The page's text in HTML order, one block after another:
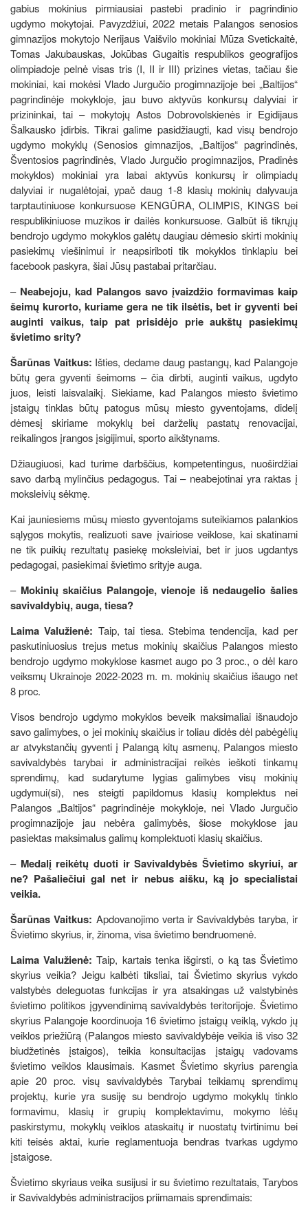
gabius mokinius pirmiausiai pastebi pradinio ir pagrindinio
ugdymo mokytojai. Pavyzdžiui, 2022 metais Palangos senosios
gimnazijos mokytojo Nerijaus Vaišvilo mokiniai Mūza Svetickaitė,
Tomas Jakubauskas, Jokūbas Gugaitis respublikos geografijos
olimpiadoje pelnė visas tris (I, II ir III) prizines vietas, tačiau šie
mokiniai, kai mokėsi Vlado Jurgučio progimnazijoje bei „Baltijos“
pagrindinėje mokykloje, jau buvo aktyvūs konkursų dalyviai ir
prizininkai, tai – mokytojų Astos Dobrovolskienės ir Egidijaus
Šalkausko įdirbis. Tikrai galime pasidžiaugti, kad visų bendrojo
ugdymo mokyklų (Senosios gimnazijos, „Baltijos“ pagrindinės,
Šventosios pagrindinės, Vlado Jurgučio progimnazijos, Pradinės
mokyklos) mokiniai yra labai aktyvūs konkursų ir olimpiadų
dalyviai ir nugalėtojai, ypač daug 1-8 klasių mokinių dalyvauja
tarptautiniuose konkursuose KENGŪRA, OLIMPIS, KINGS bei
respublikiniuose muzikos ir dailės konkursuose. Galbūt iš tikrųjų
bendrojo ugdymo mokyklos galėtų daugiau dėmesio skirti mokinių
pasiekimų viešinimui ir neapsiriboti tik mokyklos tinklapiu bei
facebook paskyra, šiai Jūsų pastabai pritarčiau.
–Neabejoju, kad Palangos savo įvaizdžio formavimas kaip
šeimų kurorto, kuriame gera ne tik ilsėtis, bet ir gyventi bei
auginti vaikus, taip pat prisidėjo prie aukštų pasiekimų
švietimo srity?
Šarūnas Vaitkus: Išties, dedame daug pastangų, kad Palangoje
būtų gera gyventi šeimoms – čia dirbti, auginti vaikus, ugdyto
juos, leisti laisvalaikį. Siekiame, kad Palangos miesto švietimo
įstaigų tinklas būtų patogus mūsų miesto gyventojams, didelį
dėmesį skiriame mokyklų bei darželių pastatų renovacijai,
reikalingos įrangos įsigijimui, sporto aikštynams.
Džiaugiuosi, kad turime darbščius, kompetentingus, nuoširdžiai
savo darbą mylinčius pedagogus. Tai – neabejotinai yra raktas į
moksleivių sėkmę.
Kai jauniesiems mūsų miesto gyventojams suteikiamos palankios
sąlygos mokytis, realizuoti save įvairiose veiklose, kai skatinami
ne tik puikių rezultatų pasiekę moksleiviai, bet ir juos ugdantys
pedagogai, pasiekimai švietimo srityje auga.
–Mokinių skaičius Palangoje, vienoje iš nedaugelio šalies
savivaldybių, auga, tiesa?
Laima Valužienė: Taip, tai tiesa. Stebima tendencija, kad per
paskutiniuosius trejus metus mokinių skaičius Palangos miesto
bendrojo ugdymo mokyklose kasmet augo po 3 proc., o dėl karo
veiksmų Ukrainoje 2022-2023 m. m. mokinių skaičius išaugo net
8 proc.
Visos bendrojo ugdymo mokyklos beveik maksimaliai išnaudojo
savo galimybes, o jei mokinių skaičius ir toliau didės dėl pabėgėlių
ar atvykstančių gyventi į Palangą kitų asmenų, Palangos miesto
savivaldybės tarybai ir administracijai reikės ieškoti tinkamų
sprendimų, kad sudarytume lygias galimybes visų mokinių
ugdymui(si), nes steigti papildomus klasių komplektus nei
Palangos „Baltijos“ pagrindinėje mokykloje, nei Vlado Jurgučio
progimnazijoje jau nebėra galimybės, šiose mokyklose jau
pasiektas maksimalus galimų komplektuoti klasių skaičius.
–Medalį reikėtų duoti ir Savivaldybės Švietimo skyriui, ar
ne? Pašaliečiui gal net ir nebus aišku, ką jo specialistai
veikia.
Šarūnas Vaitkus: Apdovanojimo verta ir Savivaldybės taryba, ir
Švietimo skyrius, ir, žinoma, visa švietimo bendruomenė.
Laima Valužienė:Taip, kartais tenka išgirsti, o ką tas Švietimo
skyrius veikia? Jeigu kalbėti tiksliai, tai Švietimo skyrius vykdo
valstybės deleguotas funkcijas ir yra atsakingas už valstybinės
švietimo politikos įgyvendinimą savivaldybės teritorijoje. Švietimo
skyrius Palangoje koordinuoja 16 švietimo įstaigų veiklą, vykdo jų
veiklos priežiūrą (Palangos miesto savivaldybėje veikia iš viso 32
biudžetinės įstaigos), teikia konsultacijas įstaigų vadovams
švietimo veiklos klausimais. Kasmet Švietimo skyrius parengia
apie 20 proc. visų savivaldybės Tarybai teikiamų sprendimų
projektų, kurie yra susiję su bendrojo ugdymo mokyklų tinklo
formavimu, klasių ir grupių komplektavimu, mokymo lėšų
paskirstymu, mokyklų veiklos ataskaitų ir nuostatų tvirtinimu bei
kiti teisės aktai, kurie reglamentuoja bendras tvarkas ugdymo
įstaigose.
Švietimo skyriaus veika susijusi ir su švietimo rezultatais, Tarybos
ir Savivaldybės administracijos priimamais sprendimais: